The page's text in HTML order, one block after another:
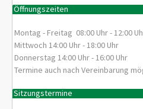
Öffnungszeiten
Montag - Freitag 08:00 Uhr - 12:00
Mittwoch 14:00 Uhr - 18:00 Uhr
Donnerstag 14:00 Uhr - 16:00 Uhr
Termine auch nach Vereinbarung
Sitzungstermine